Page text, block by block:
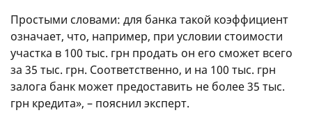
Простыми словами: для банка такой коэффициент
означает, что, например, при условии стоимости
участка в 100 тыс. грн продать он его сможет всего
за 35 тыс. грн. Соответственно, и на 100 тыс. грн
залога банк может предоставить не более 35 тыс.
грн кредита», – пояснил эксперт.